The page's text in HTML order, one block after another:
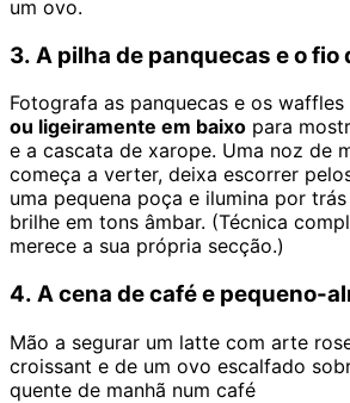
um ovo.
3. A pilha de panquecas e o fio
Fotografa as panquecas e os waffles
ou ligeiramente em baixo para
e a cascata de xarope. Uma noz de
começa a verter, deixa escorrer
uma pequena poça e ilumina por
brilhe em tons âmbar. (Técnica
merece a sua própria secção.)
4. A cena de café e pequeno-
Mão a segurar um latte com arte
croissant e de um ovo escalfado
quente de manhã num café